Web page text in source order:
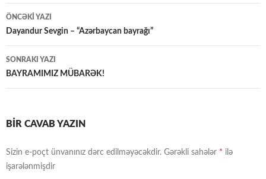
Yazılar
üzrə
naviqasiya
ÖNCƏKI YAZI
Dayandur Sevgin – “Azərbaycan bayrağı”
SONRAKI YAZI
BAYRAMIMIZ MÜBARƏK!
BIR CAVAB YAZIN
Sizin e-poçt ünvanınız dərc edilməyəcəkdir. Gərəkli sahələr * ilə
işarələnmişdir